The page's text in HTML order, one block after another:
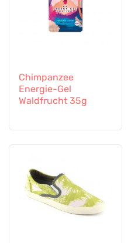
Chimpanzee
Energie-Gel
Waldfrucht 35g